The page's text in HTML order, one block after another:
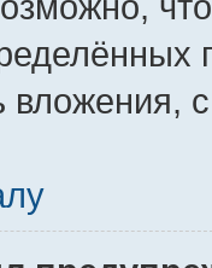
вложения,